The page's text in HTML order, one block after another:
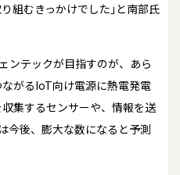
組むきっかけでした｣と南部氏
ンテックが目指すのが、あら
がるIoT向け電源に熱電発電
集するセンサーや、情報を送
今後、膨大な数になると予測